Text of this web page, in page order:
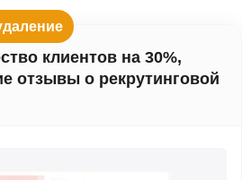
клиентов на 30%,
отзывы о рекрутинговой